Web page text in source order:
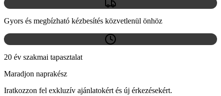
Gyors és megbízható kézbesítés közvetlenül önhöz
20 év szakmai tapasztalat
Maradjon naprakész
Iratkozzon fel exkluzív ajánlatokért és új érkezésekért.